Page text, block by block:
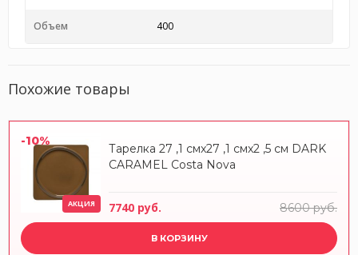
Объем 400
Похожие товары
-10%
АКЦИЯ
Тарелка 27 ,1 смx27 ,1 смx2 ,5 см DARK
CARAMEL Costa Nova
7740 руб. 8600 руб.
В КОРЗИНУ